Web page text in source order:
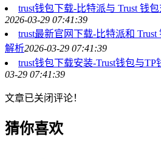
trust钱包下载-比特派与 Trust 钱
2026-03-29 07:41:39
trust最新官网下载-比特派和
解析2026-03-29 07:41:39
trust钱包下载安装-Trust钱包与TP
03-29 07:41:39
文章已关闭评论！
猜你喜欢